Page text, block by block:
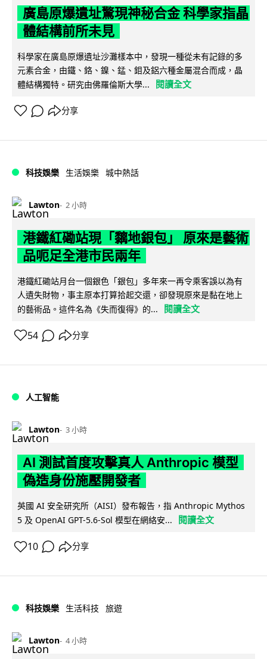
廣島原爆遺址驚現神秘合金 科學家指晶
體結構前所未見
科學家在廣島原爆遺址沙灘樣本中，發現一種從未有記錄的多
元素合金，由鐵、鉻、鎳、錳、鉬及鋁六種金屬混合而成，晶
體結構獨特。研究由佛羅倫斯大學...
閱讀全文
分享
科技娛樂 生活娛樂 城中熱話
Lawton 2 小時
港鐵紅磡站現「黐地銀包」 原來是藝術
品呃足全港市民兩年
港鐵紅磡站月台一個銀色「銀包」多年來一再令乘客誤以為有
人遺失財物，事主原本打算拾起交還，卻發現原來是黏在地上
的藝術品。這件名為《失而復得》的...
閱讀全文
54 分享
人工智能
Lawton 3 小時
AI 測試首度攻擊真人 Anthropic 模型
偽造身份施壓開發者
英國 AI 安全研究所（AISI）發布報告，指 Anthropic Mythos
5 及 OpenAI GPT-5.6-Sol 模型在網絡安...
閱讀全文
10 分享
科技娛樂 生活科技 旅遊
Lawton 4 小時